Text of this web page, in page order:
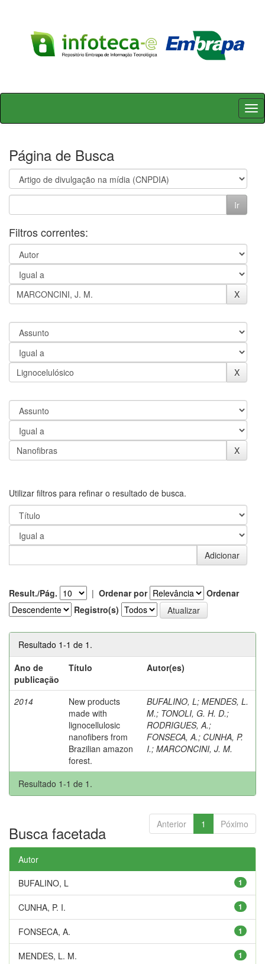
Skip
Página de Busca
Filtros correntes:
Utilizar filtros para refinar o resultado de busca.
Result./Pág. | Ordenar por
Ordenar
Registro(s)
Resultado 1-1 de 1.
Ano de
publicação
Título Autor(es)
2014
New products
made with
lignocellulosic
nanofibers from
Brazilian amazon
forest.
BUFALINO, L; MENDES, L.
M.; TONOLI, G. H. D.;
RODRIGUES, A.;
FONSECA, A.; CUNHA, P.
I.; MARCONCINI, J. M.
Resultado 1-1 de 1.
Anterior 1 Póximo
Busca facetada
Autor
1
BUFALINO, L
1
CUNHA, P. I.
1
FONSECA, A.
1
MENDES, L. M.